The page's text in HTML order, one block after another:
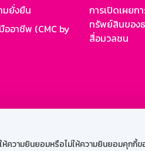
ามยินยอมหรือไม่ให้ความยินยอมคุกกี้ข
มยั่งยืน
ออาชีพ (CMC by
การเปิดเผยก
ทรัพย์สินของ
สื่อมวลชน